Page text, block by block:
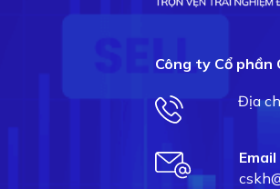
Công ty Cổ phần
Địa
Email